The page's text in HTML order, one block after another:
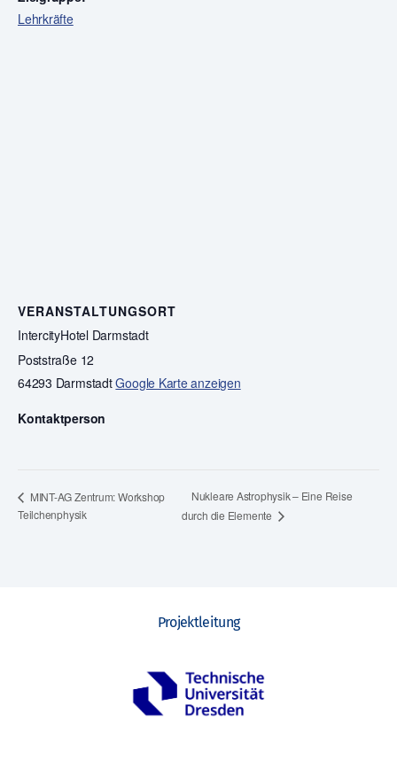
Lehrkräfte
VERANSTALTUNGSORT
IntercityHotel Darmstadt
Poststraße 12
64293 DarmstadtGoogle Karte anzeigen
Kontaktperson
MINT-AG Zentrum: Workshop
Teilchenphysik
Nukleare Astrophysik – Eine Reise
durch die Elemente
Projektleitung